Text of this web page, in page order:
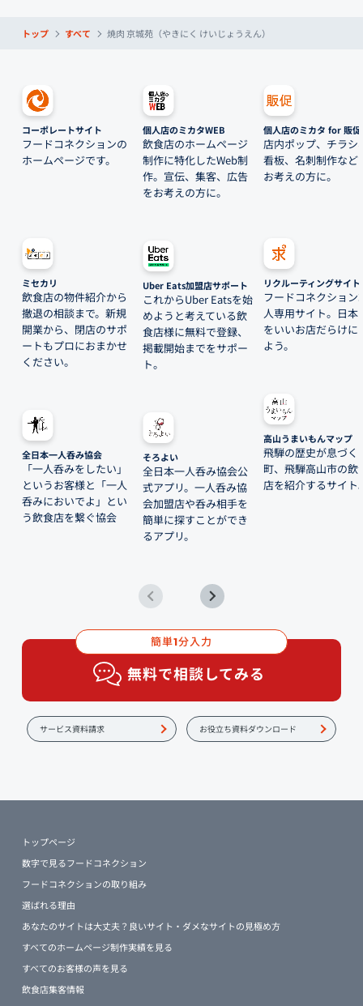
トップ すべて 焼肉 京城苑（やきにく けいじょうえん）
コーポレートサイト
フードコネクションの
ホームページです。
ミセカリ
飲食店の物件紹介から
撤退の相談まで。新規
開業から、閉店のサポ
ートもプロにおまかせ
ください。
全日本一人呑み協会
「一人呑みをしたい」
というお客様と「一人
呑みにおいでよ」とい
う飲食店を繋ぐ協会
個人店のミカタWEB
飲食店のホームページ
制作に特化したWeb制
作。宣伝、集客、広告
をお考えの方に。
Uber Eats加盟店サポート
これからUber Eatsを始
めようと考えている飲
食店様に無料で登録、
掲載開始までをサポー
ト。
そろよい
全日本一人呑み協会公
式アプリ。一人呑み協
会加盟店や呑み相手を
簡単に探すことができ
るアプリ。
個人店のミカタ for 販促
店内ポップ、チラシ
看板、名刺制作など
お考えの方に。
リクルーティングサイト
フードコネクション
人専用サイト。日本
をいいお店だらけに
よう。
高山うまいもんマップ
飛騨の歴史が息づく
町、飛騨高山市の飲
店を紹介するサイト
簡単1分入力
無料で相談してみる
サービス資料請求 お役立ち資料ダウンロード
トップページ
数字で見るフードコネクション
フードコネクションの取り組み
選ばれる理由
あなたのサイトは大丈夫？良いサイト・ダメなサイトの見極め方
すべてのホームページ制作実績を見る
すべてのお客様の声を見る
飲食店集客情報